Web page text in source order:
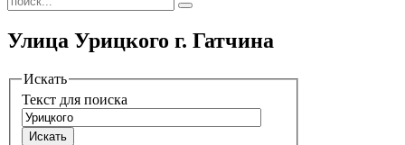
Улица Урицкого г. Гатчина
Искать
Текст для поиска
Искать